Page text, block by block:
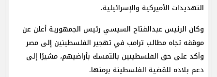
التهديدات الأميركية والإسرائيلية.
وكان الرئيس عبدالفتاح السيسي رئيس الجمهورية أعلن عن
موقفه تجاه مطالب ترامب في تهجير الفلسطينين إلى مصر
وأكد على حق الفلسطينين بالتمسك بأراضيهم، مشيرًا إلى
دعم بلاده للقضية الفلسطينة برمتها.